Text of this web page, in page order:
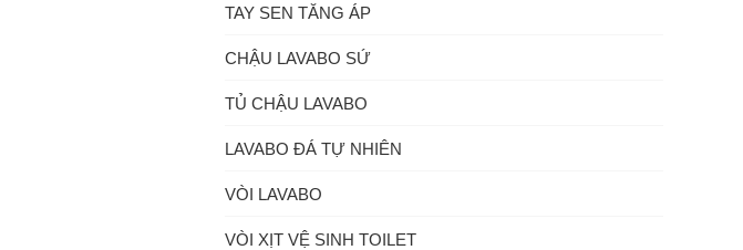
TAY SEN TĂNG ÁP
CHẬU LAVABO SỨ
TỦ CHẬU LAVABO
LAVABO ĐÁ TỰ NHIÊN
VÒI LAVABO
VÒI XỊT VỆ SINH TOILET